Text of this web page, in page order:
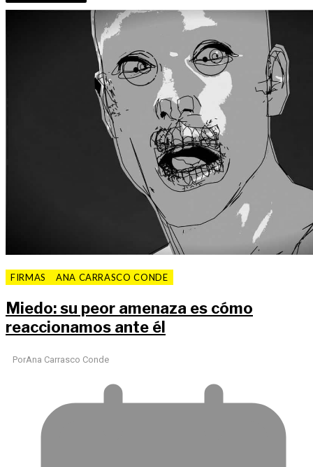
FIRMAS ANA CARRASCO CONDE
Miedo: su peor amenaza es cómo
reaccionamos ante él
PorAna Carrasco Conde